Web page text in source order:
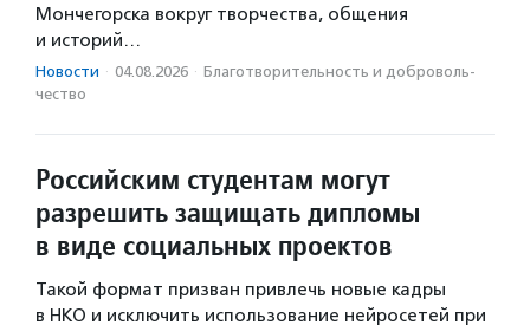
Мончегорска вокруг творчества, общения
и историй…
Новости · 04.08.2026 · Благотвори­тель­ность и доброволь­
чест­во
Российским студентам могут
разрешить защищать дипломы
в виде социальных проектов
Такой формат призван привлечь новые кадры
в НКО и исключить использование нейросетей при